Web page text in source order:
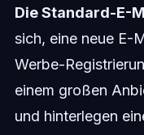
Die Standard-E-
sich, eine neue E-
Werbe-
einem großen
und hinterlegen